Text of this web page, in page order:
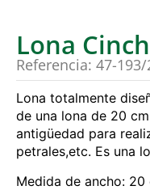
Lona
Referencia: 47-193/
Lona totalmente
de una lona de 20
antigüedad para
petrales,etc. Es una
Medida de ancho: 20